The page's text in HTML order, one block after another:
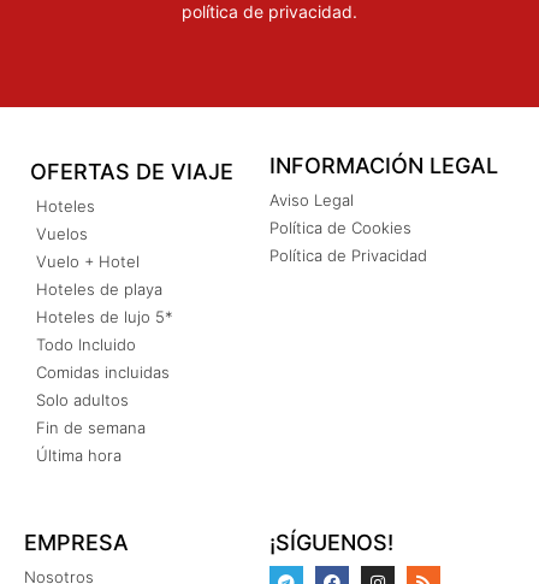
política de privacidad.
OFERTAS DE VIAJE
Hoteles
Vuelos
Vuelo + Hotel
Hoteles de playa
Hoteles de lujo 5*
Todo Incluido
Comidas incluidas
Solo adultos
Fin de semana
Última hora
INFORMACIÓN LEGAL
Aviso Legal
Política de Cookies
Política de Privacidad
EMPRESA
Nosotros
¡SÍGUENOS!